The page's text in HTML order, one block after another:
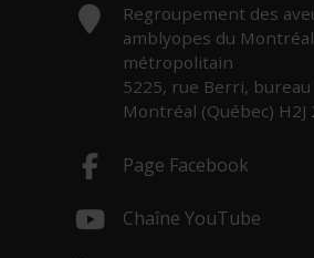
Adresse :
Regroupement des
amblyopes du Montréal
métropolitain
5225, rue Berri, bureau
Montréal (Québec) H2J
Page Facebook
Chaîne YouTube